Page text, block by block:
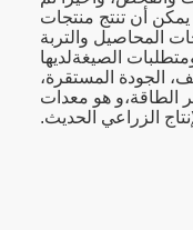
يمكن أن تنتج منتجات
المحاصيل والتربة
الصيغةلديها
الجودة المستقرة،
الطاقة،و هو معدات
الزراعي الحديث.